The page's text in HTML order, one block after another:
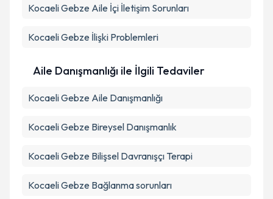
Kocaeli Gebze Aile İçi İletişim Sorunları
Kocaeli Gebze İlişki Problemleri
Aile Danışmanlığı ile İlgili Tedaviler
Kocaeli Gebze Aile Danışmanlığı
Kocaeli Gebze Bireysel Danışmanlık
Kocaeli Gebze Bilişsel Davranışçı Terapi
Kocaeli Gebze Bağlanma sorunları